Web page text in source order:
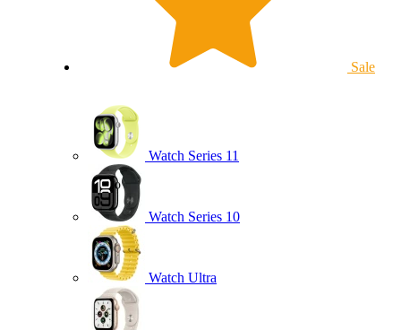
Sale
Watch Series 11
Watch Series 10
Watch Ultra